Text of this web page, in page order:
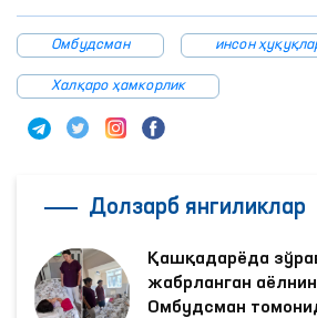
Омбудсман инсон
Халқаро ҳамкорлик
Долзарб янгиликлар
Қашқадарёда
жабрланган
Омбудсман